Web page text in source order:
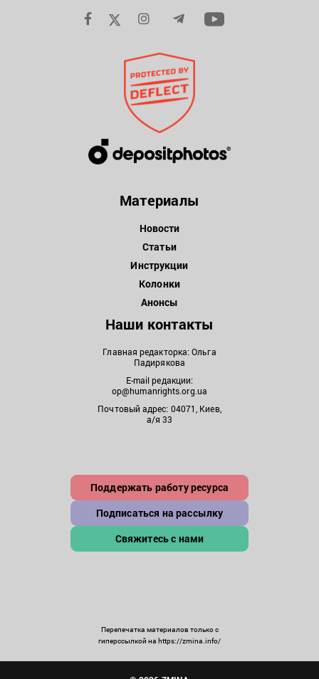
Материалы
Новости
Статьи
Инструкции
Колонки
Анонсы
Наши контакты
Главная редакторка: Ольга
Падирякова
E-mail редакции:
op@humanrights.org.ua
Почтовый адрес: 04071, Киев,
а/я 33
Поддержать работу ресурса
Подписаться на рассылку
Свяжитесь с нами
Перепечатка материалов только с
гиперссылкой на https://zmina.info/